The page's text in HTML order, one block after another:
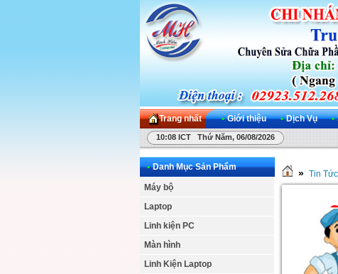
Trang nhất • Giới thiệu • Dịch Vụ •
10:08 ICT Thứ Năm, 06/08/2026
• Danh Mục Sản Phẩm
Máy bộ
Laptop
Linh kiện PC
Màn hình
Linh Kiện Laptop
» Tin